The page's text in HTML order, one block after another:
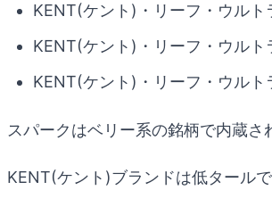
KENT(ケント)・リーフ・ウルト
KENT(ケント)・リーフ・ウルト
KENT(ケント)・リーフ・ウルト
スパークはベリー系の銘柄で内蔵さ
KENT(ケント)ブランドは低タール